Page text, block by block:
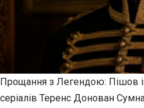
Прощання з Легендою: Пішов
серіалів Теренс Донован